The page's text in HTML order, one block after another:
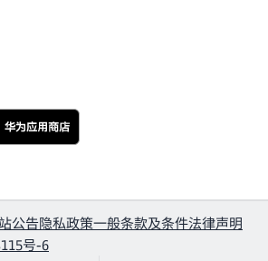
公告隐私政策一般条款及条件法律声明
号-6